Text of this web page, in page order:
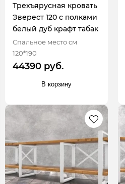
Трехъярусная кровать
Эверест 120 с полками
белый дуб крафт табак
Спальное место см
120*190
44390 руб.
В корзину